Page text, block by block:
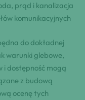
prąd i kanalizacja
komunikacyjnych
do dokładnej
warunki glebowe,
dostępność mogą
z budową
ocenę tych